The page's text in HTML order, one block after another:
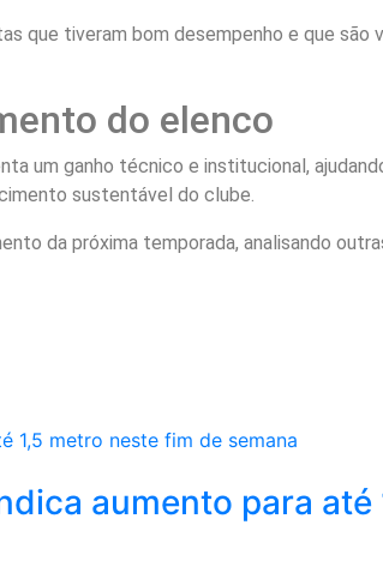
que tiveram bom desempenho e que
do elenco
um ganho técnico e institucional,
sustentável do clube.
da próxima temporada, analisando
aumento para